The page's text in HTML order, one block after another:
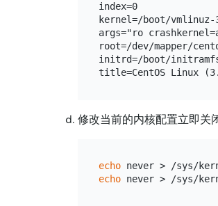
index=0
kernel=/boot/vmlinuz-
args="ro
root=/dev/mapper/
initrd=/boot/
修改当前的内核配置立即关
echo
echo